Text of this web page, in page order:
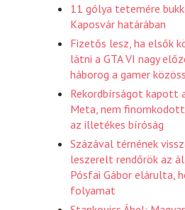
11 gólya tetemére
Kaposvár határában
Fizetős lesz, ha elsők
látni a GTA VI nagy
háborog a gamer
Rekordbírságot kapott
Meta, nem
az illetékes bíróság
Százával térnének
leszerelt rendőrök az
Pósfai Gábor elárulta,
folyamat